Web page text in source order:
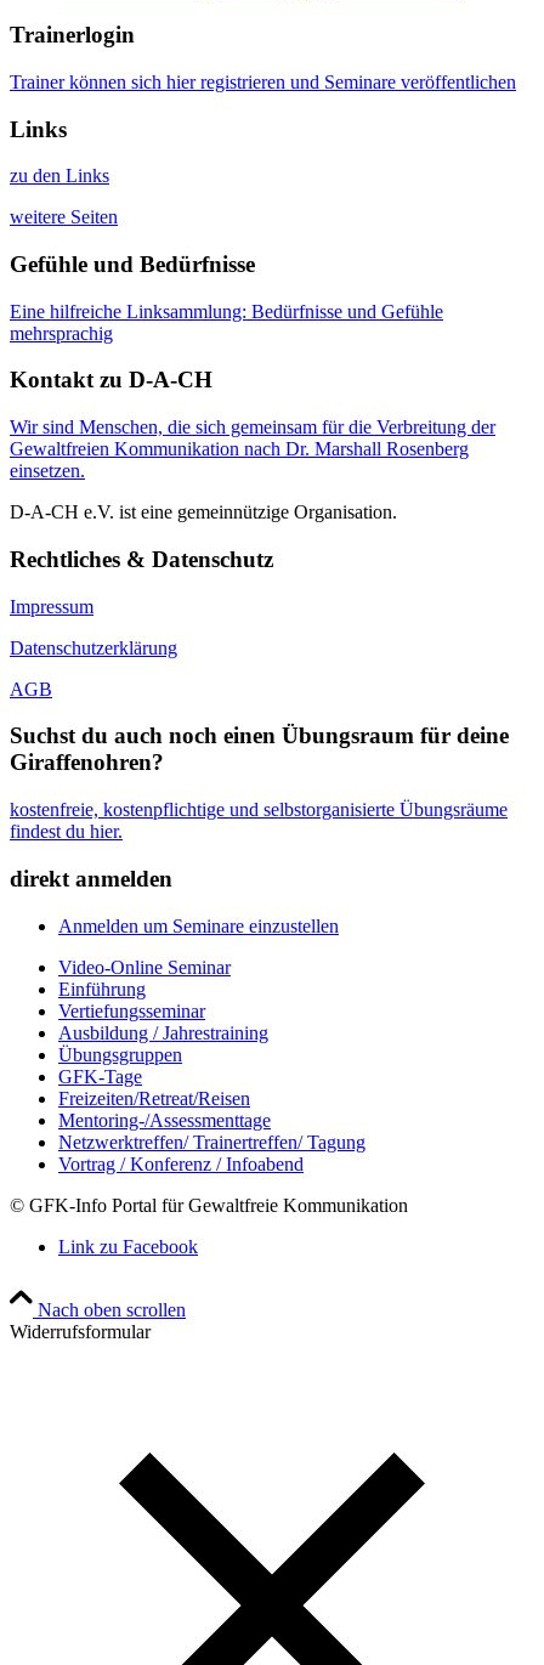
Trainerlogin
Trainer können sich hier registrieren und Seminare veröffentlichen
Links
zu den Links
weitere Seiten
Gefühle und Bedürfnisse
Eine hilfreiche Linksammlung: Bedürfnisse und Gefühle
mehrsprachig
Kontakt zu D-A-CH
Wir sind Menschen, die sich gemeinsam für die Verbreitung der
Gewaltfreien Kommunikation nach Dr. Marshall Rosenberg
einsetzen.
D-A-CH e.V. ist eine gemeinnützige Organisation.
Rechtliches & Datenschutz
Impressum
Datenschutzerklärung
AGB
Suchst du auch noch einen Übungsraum für deine
Giraffenohren?
kostenfreie, kostenpflichtige und selbstorganisierte Übungsräume
findest du hier.
direkt anmelden
Anmelden um Seminare einzustellen
Video-Online Seminar
Einführung
Vertiefungsseminar
Ausbildung / Jahrestraining
Übungsgruppen
GFK-Tage
Freizeiten/Retreat/Reisen
Mentoring-/Assessmenttage
Netzwerktreffen/ Trainertreffen/ Tagung
Vortrag / Konferenz / Infoabend
© GFK-Info Portal für Gewaltfreie Kommunikation
Link zu Facebook
Nach oben scrollen
Widerrufsformular